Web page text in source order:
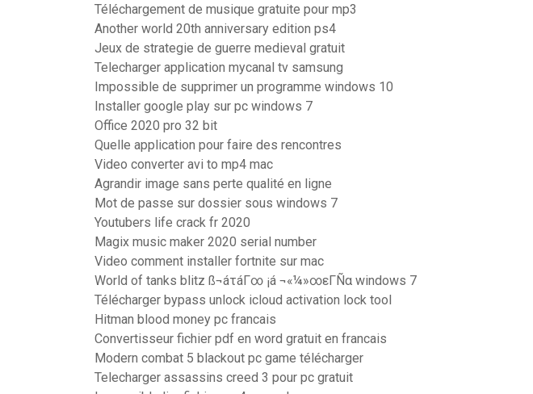
Téléchargement de musique gratuite pour mp3
Another world 20th anniversary edition ps4
Jeux de strategie de guerre medieval gratuit
Telecharger application mycanal tv samsung
Impossible de supprimer un programme windows 10
Installer google play sur pc windows 7
Office 2020 pro 32 bit
Quelle application pour faire des rencontres
Video converter avi to mp4 mac
Agrandir image sans perte qualité en ligne
Mot de passe sur dossier sous windows 7
Youtubers life crack fr 2020
Magix music maker 2020 serial number
Video comment installer fortnite sur mac
World of tanks blitz ß¬áτáΓ∞ ¡á ¬«¼»∞εΓÑα windows 7
Télécharger bypass unlock icloud activation lock tool
Hitman blood money pc francais
Convertisseur fichier pdf en word gratuit en francais
Modern combat 5 blackout pc game télécharger
Telecharger assassins creed 3 pour pc gratuit